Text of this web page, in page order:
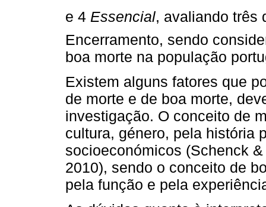
e 4  Essencial, avaliando
Encerramento, sendo
boa morte na população
Existem alguns fatores que
de morte e de boa morte,
investigação. O conceito de
cultura, género, pela história
socioeconómicos (Schenck
2010), sendo o conceito de
pela função e pela